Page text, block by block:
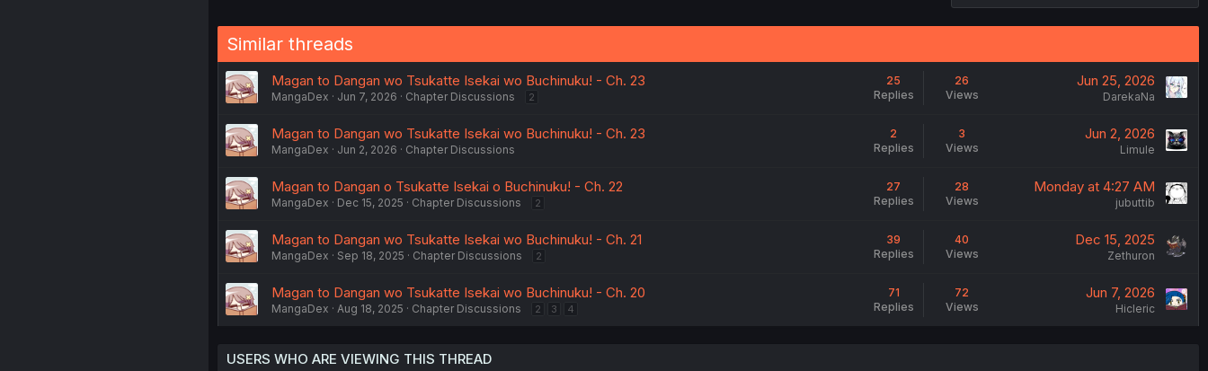
:
Similar threads
Magan to Dangan wo Tsukatte Isekai wo Buchinuku! - Ch. 23
MangaDex Jun 7, 2026 Chapter Discussions 2
25
Replies
26
Views
Jun 25, 2026
DarekaNa
Magan to Dangan wo Tsukatte Isekai wo Buchinuku! - Ch. 23
MangaDex Jun 2, 2026 Chapter Discussions
2
Replies
3
Views
Jun 2, 2026
Limule
Magan to Dangan o Tsukatte Isekai o Buchinuku! - Ch. 22
MangaDex Dec 15, 2025 Chapter Discussions 2
27
Replies
28
Views
Monday at 4:27 AM
jubuttib
Magan to Dangan wo Tsukatte Isekai wo Buchinuku! - Ch. 21
MangaDex Sep 18, 2025 Chapter Discussions 2
39
Replies
40
Views
Dec 15, 2025
Zethuron
Magan to Dangan wo Tsukatte Isekai wo Buchinuku! - Ch. 20
MangaDex Aug 18, 2025 Chapter Discussions 2 3 4
71
Replies
72
Views
Jun 7, 2026
Hicleric
USERS WHO ARE VIEWING THIS THREAD